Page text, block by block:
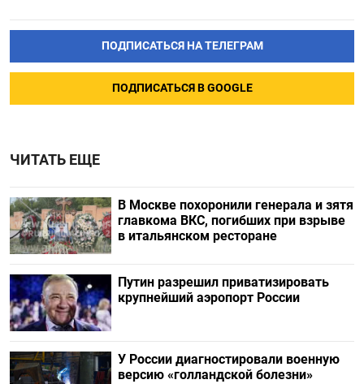
ПОДПИСАТЬСЯ НА ТЕЛЕГРАМ
ПОДПИСАТЬСЯ В GOOGLE
ЧИТАТЬ ЕЩЕ
В Москве похоронили генерала и зятя
главкома ВКС, погибших при взрыве
в итальянском ресторане
Путин разрешил приватизировать
крупнейший аэропорт России
У России диагностировали военную
версию «голландской болезни»